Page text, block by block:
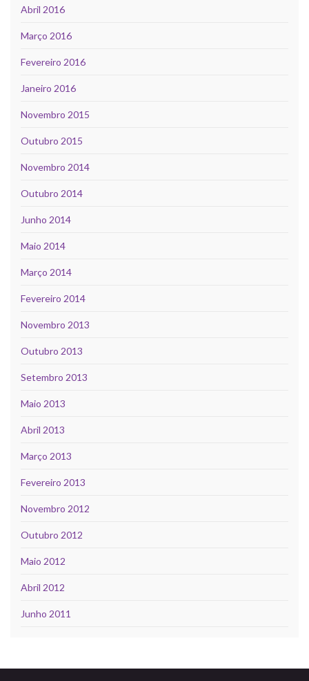
Abril 2016
Março 2016
Fevereiro 2016
Janeiro 2016
Novembro 2015
Outubro 2015
Novembro 2014
Outubro 2014
Junho 2014
Maio 2014
Março 2014
Fevereiro 2014
Novembro 2013
Outubro 2013
Setembro 2013
Maio 2013
Abril 2013
Março 2013
Fevereiro 2013
Novembro 2012
Outubro 2012
Maio 2012
Abril 2012
Junho 2011